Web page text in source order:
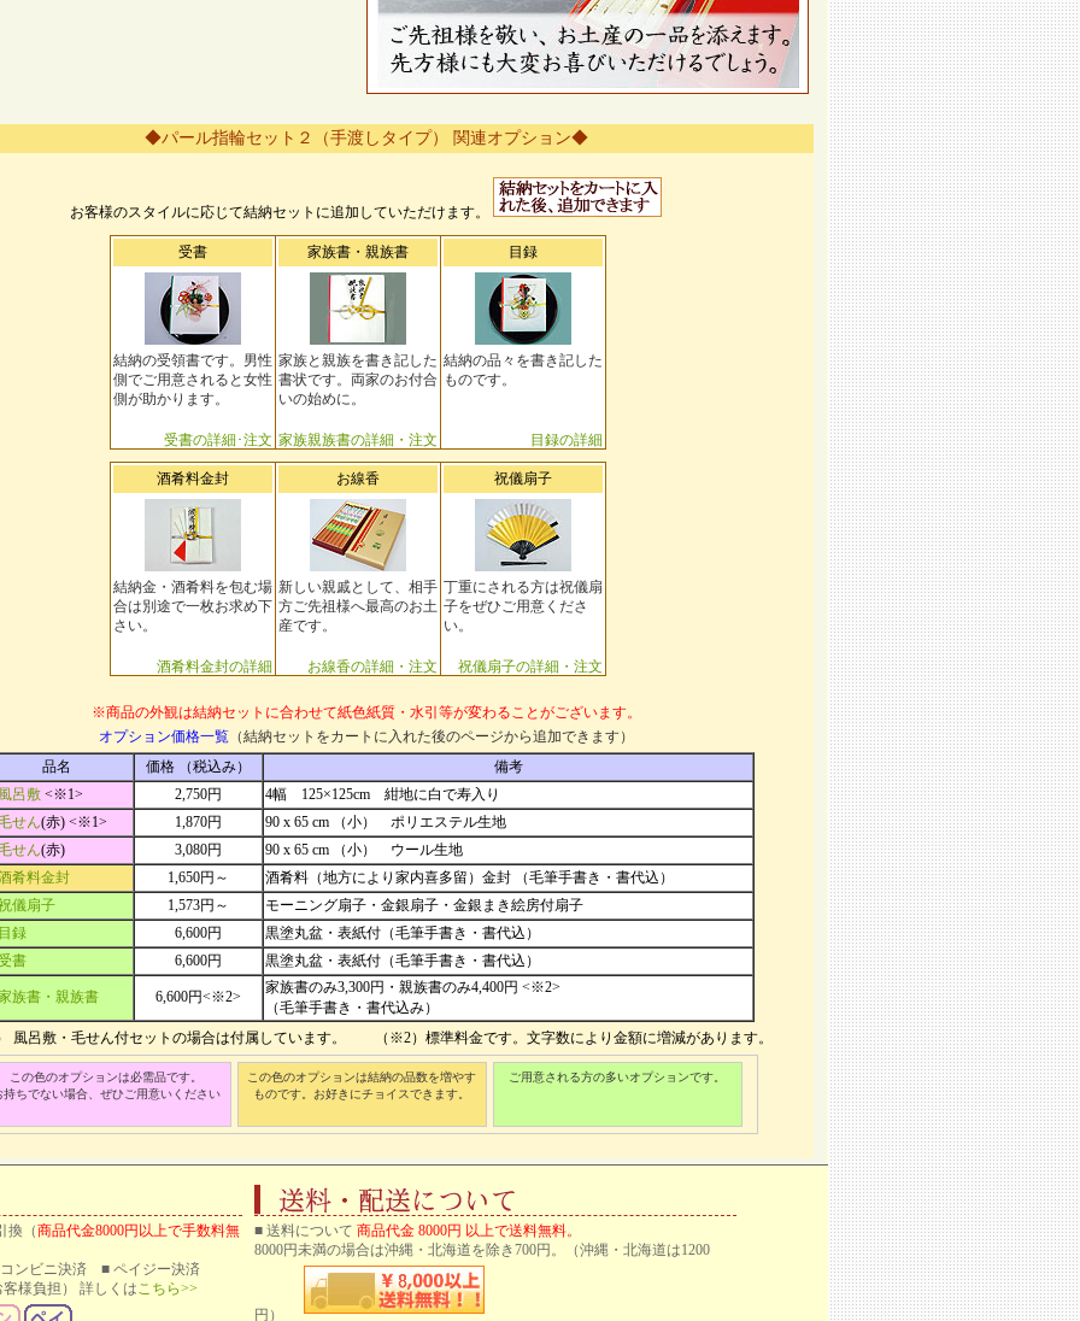
◆パール指輪セット２（手渡しタイプ） 関連オプション◆
お客様のスタイルに応じて結納セットに追加していただけます。
受書
結納の受領書です。男性
側でご用意されると女性
側が助かります。
受書の詳細･注文
家族書・親族書
家族と親族を書き記した
書状です。両家のお付合
いの始めに。
家族親族書の詳細・注文
目録
結納の品々を書き記した
ものです。
目録の詳細
酒肴料金封
結納金・酒肴料を包む場
合は別途で一枚お求め下
さい。
酒肴料金封の詳細
お線香
新しい親戚として、相手
方ご先祖様へ最高のお土
産です。
お線香の詳細・注文
祝儀扇子
丁重にされる方は祝儀扇
子をぜひご用意くださ
い。
祝儀扇子の詳細・注文
※商品の外観は結納セットに合わせて紙色紙質・水引等が変わることがございます。
オプション価格一覧（結納セットをカートに入れた後のページから追加できます）
品名
価格 （税込み）
備考
呂敷 <※1> 2,750円
4幅 125×125cm 紺地に白で寿入り
せん(赤) <※1> 1,870円
90 x 65 cm （小） ポリエステル生地
せん(赤) 3,080円
90 x 65 cm （小） ウール生地
肴料金封
1,650円～
酒肴料（地方により家内喜多留）金封 （毛筆手書き・書代込）
儀扇子
1,573円～
モーニング扇子・金銀扇子・金銀まき絵房付扇子
録
6,600円
黒塗丸盆・表紙付（毛筆手書き・書代込）
書
6,600円 黒塗丸盆・表紙付（毛筆手書き・書代込）
族書・親族書 6,600円<※2>
家族書のみ3,300円・親族書のみ4,400円 <※2>
（毛筆手書き・書代込み）
風呂敷・毛せん付セットの場合は付属しています。 （※2）標準料金です。文字数により金額に増減があります。
この色のオプションは必需品です。
持ちでない場合、ぜひご用意いください
この色のオプションは結納の品数を増やす
ものです。お好きにチョイスできます。
ご用意される方の多いオプションです。
換（商品代金8000円以上で手数料無
コンビニ決済 ■ ペイジー決済
様負担） 詳しくはこちら>>
■ 送料について 商品代金 8000円 以上で送料無料。
8000円未満の場合は沖縄・北海道を除き700円。（沖縄・北海道は1200
円）